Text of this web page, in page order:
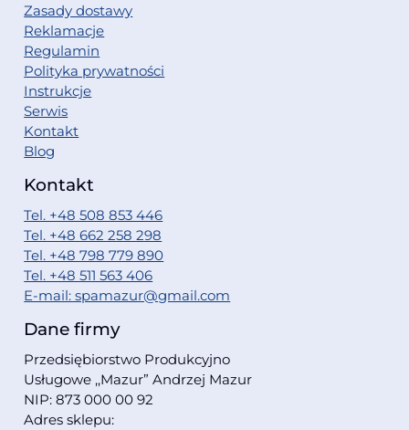
Zasady dostawy
Reklamacje
Regulamin
Polityka prywatności
Instrukcje
Serwis
Kontakt
Blog
Kontakt
Tel. +48 508 853 446
Tel. +48 662 258 298
Tel. +48 798 779 890
Tel. +48 511 563 406
E-mail: spamazur@gmail.com
Dane firmy
Przedsiębiorstwo Produkcyjno
Usługowe ,,Mazur” Andrzej Mazur
NIP: 873 000 00 92
Adres sklepu: